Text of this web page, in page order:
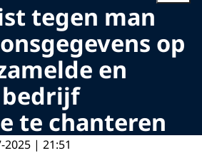
tegen man
op
en
te chanteren
2025 | 21:51